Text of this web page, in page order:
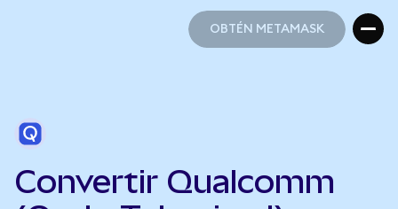
OBTÉN METAMASK
Convertir Qualcomm